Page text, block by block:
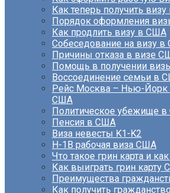
Как теперь получить
Порядок оформления
Как продлить визу в США
Собеседование на визу
Причины отказа в визе
Помощь в получении
Воссоединение семьи в
Рейс Москва – Нью-Йорк
США
Политическое убежище
Пенсия в США
Виза невесты K1-K2
H-1B рабочая виза США
Что такое грин карта и
Как выиграть грин карту
Преимущества
Как получить